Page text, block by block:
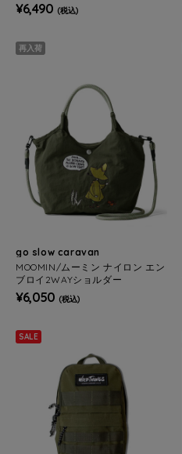
¥6,490 (税込)
再入荷
go slow caravan
MOOMIN/ムーミン ナイロン エン
ブロイ2WAYショルダー
¥6,050 (税込)
SALE